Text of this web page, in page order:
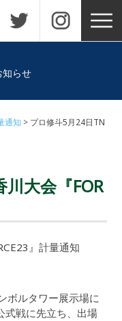
知らせ
通知
プロ修斗5月24日TN
大会『FOR
』計量通知
ボルタワー展示場に
式戦に先立ち、出場